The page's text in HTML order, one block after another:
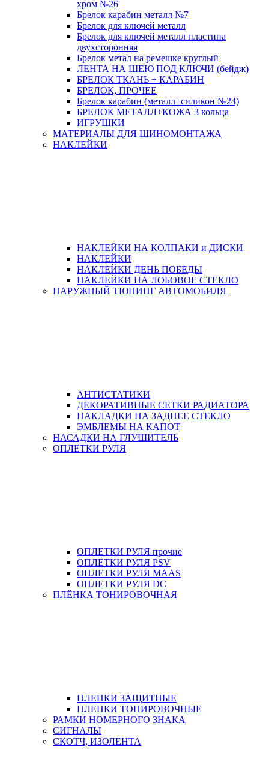
хром №26
Брелок карабин металл №7
Брелок для ключей металл
Брелок для ключей металл пластина
двухсторонняя
Брелок метал на ремешке круглый
ЛЕНТА НА ШЕЮ ПОД КЛЮЧИ (бейдж)
БРЕЛОК ТКАНЬ + КАРАБИН
БРЕЛОК, ПРОЧЕЕ
Брелок карабин (металл+силикон №24)
БРЕЛОК МЕТАЛЛ+КОЖА 3 кольца
ИГРУШКИ
МАТЕРИАЛЫ ДЛЯ ШИНОМОНТАЖА
НАКЛЕЙКИ
НАКЛЕЙКИ НА КОЛПАКИ и ДИСКИ
НАКЛЕЙКИ
НАКЛЕЙКИ ДЕНЬ ПОБЕДЫ
НАКЛЕЙКИ НА ЛОБОВОЕ СТЕКЛО
НАРУЖНЫЙ ТЮНИНГ АВТОМОБИЛЯ
АНТИСТАТИКИ
ДЕКОРАТИВНЫЕ СЕТКИ РАДИАТОРА
НАКЛАДКИ НА ЗАДНЕЕ СТЕКЛО
ЭМБЛЕМЫ НА КАПОТ
НАСАДКИ НА ГЛУШИТЕЛЬ
ОПЛЕТКИ РУЛЯ
ОПЛЕТКИ РУЛЯ прочие
ОПЛЕТКИ РУЛЯ PSV
ОПЛЕТКИ РУЛЯ MAAS
ОПЛЕТКИ РУЛЯ DC
ПЛЁНКА ТОНИРОВОЧНАЯ
ПЛЕНКИ ЗАЩИТНЫЕ
ПЛЕНКИ ТОНИРОВОЧНЫЕ
РАМКИ НОМЕРНОГО ЗНАКА
СИГНАЛЫ
СКОТЧ, ИЗОЛЕНТА